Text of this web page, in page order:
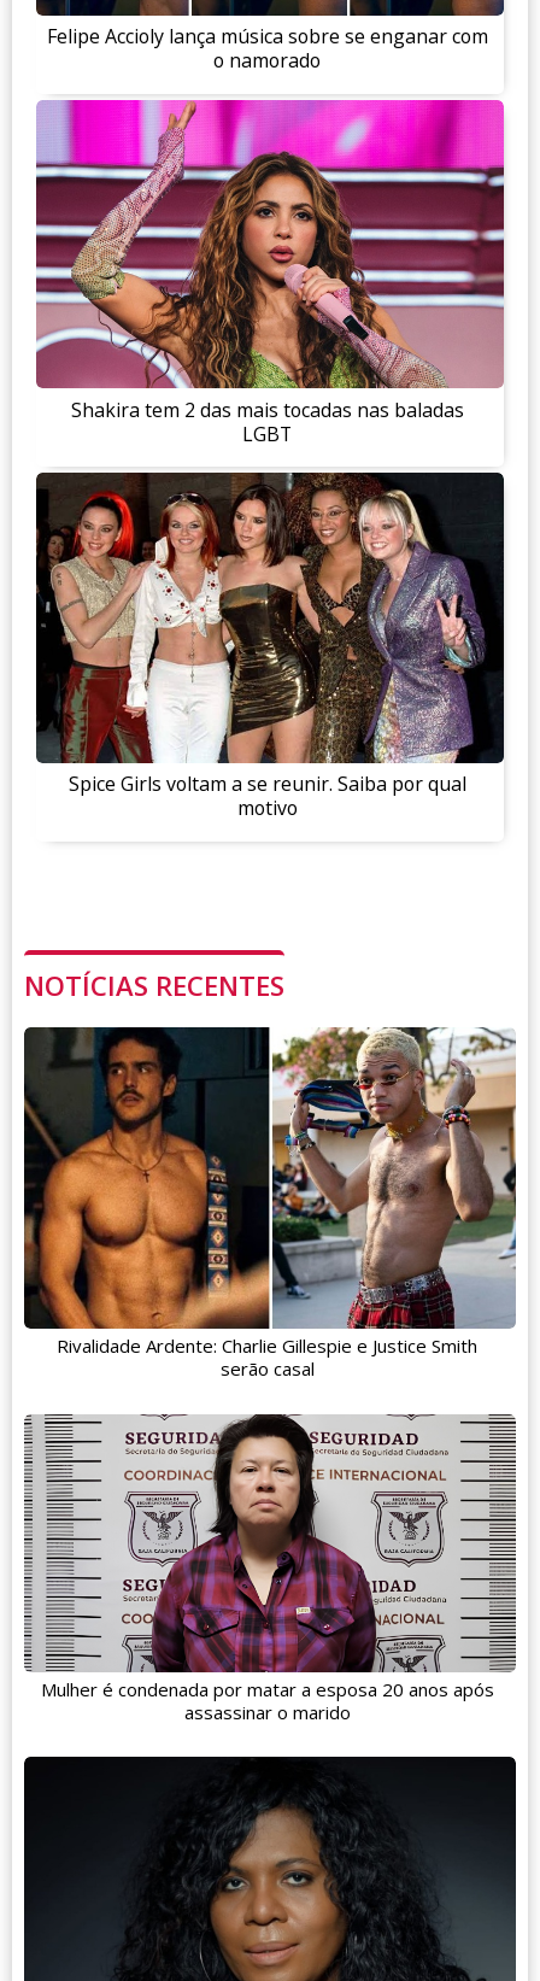
Felipe Accioly lança música sobre se enganar com
o namorado
Shakira tem 2 das mais tocadas nas baladas
LGBT
Spice Girls voltam a se reunir. Saiba por qual
motivo
NOTÍCIAS RECENTES
Rivalidade Ardente: Charlie Gillespie e Justice Smith
serão casal
Mulher é condenada por matar a esposa 20 anos após
assassinar o marido